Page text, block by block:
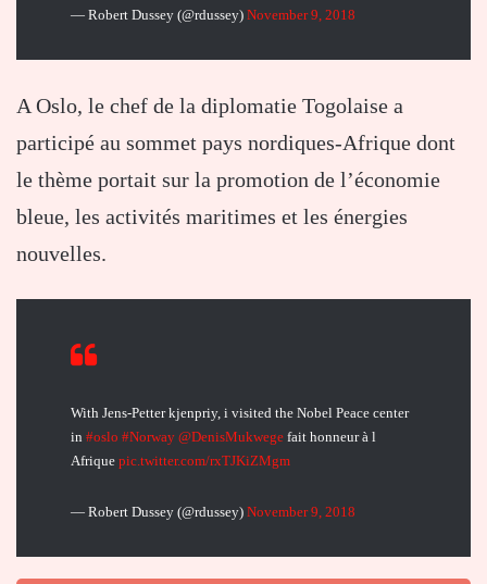
— Robert Dussey (@rdussey) November 9, 2018
A Oslo, le chef de la diplomatie Togolaise a
participé au sommet pays nordiques-Afrique dont
le thème portait sur la promotion de l’économie
bleue, les activités maritimes et les énergies
nouvelles.
With Jens-Petter kjenpriy, i visited the Nobel Peace center
in #oslo #Norway @DenisMukwege fait honneur à l
Afrique pic.twitter.com/rxTJKiZMgm
— Robert Dussey (@rdussey) November 9, 2018